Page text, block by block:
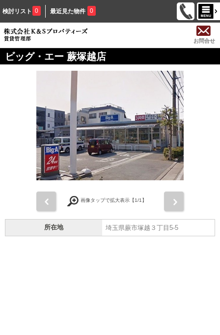
検討リスト 0 最近見た物件 0
お問合せ
ビッグ・エー 蕨塚越店
画像タップで拡大表示【1/1】
所在地 埼玉県蕨市塚越３丁目5-5